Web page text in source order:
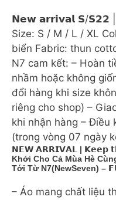
𝗡𝗲𝘄 𝗮𝗿𝗿𝗶𝘃𝗮𝗹 𝗦/𝗦𝟮𝟮
Size: S / M / L / XL
biển Fabric: thun
N7 cam kết: – Hoàn
nhầm hoặc không
đổi hàng khi size
riêng cho shop) –
khi nhận hàng – Điều
(trong vòng 07 ngày
𝗡𝗘𝗪 𝗔𝗥𝗥𝗜𝗩𝗔𝗟 | 𝗞𝗲𝗲𝗽
Khởi Cho Cả Mùa Hè
Tới Từ N7(NewSeven)
– Áo mang chất liệu